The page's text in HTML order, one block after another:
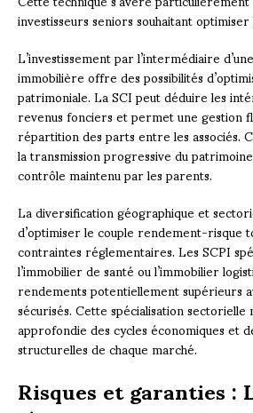
investisseurs seniors souhaitant
L’investissement par l’intermédiaire
immobilière offre des possibilités
patrimoniale. La SCI peut déduire les
revenus fonciers et permet une gestion
répartition des parts entre les associés.
la transmission progressive du
contrôle maintenu par les parents.
La diversification géographique et
d’optimiser le couple rendement-risque
contraintes réglementaires. Les SCPI
l’immobilier de santé ou l’immobilier
rendements potentiellement supérieurs
sécurisés. Cette spécialisation sectorielle
approfondie des cycles économiques et
structurelles de chaque marché.
Risques et garanties :